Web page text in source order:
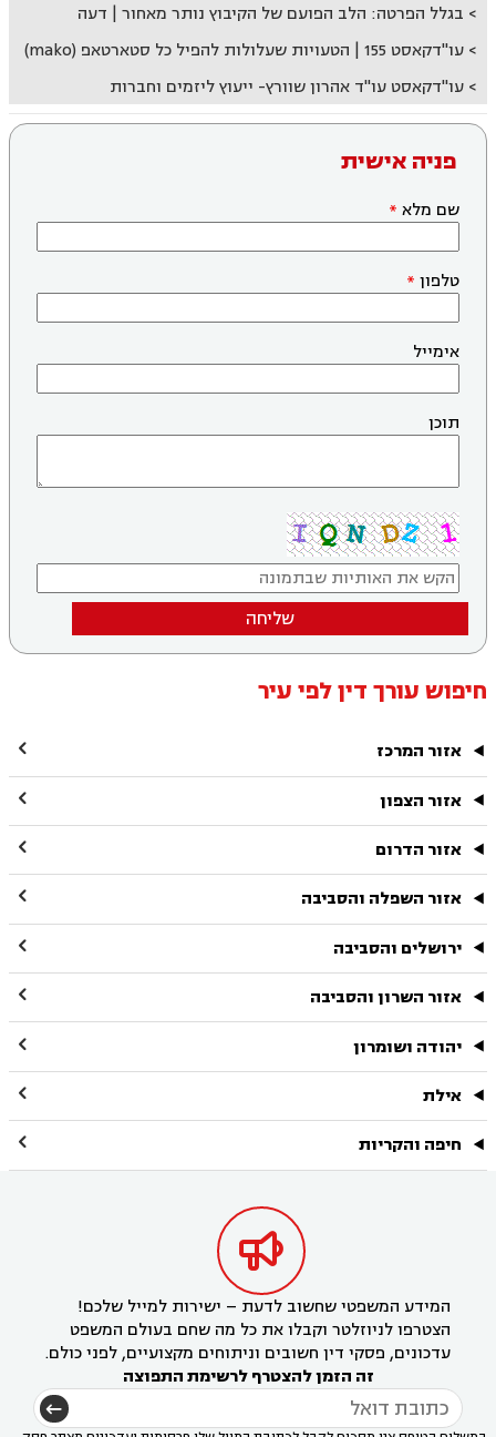
בגלל הפרטה: הלב הפועם של הקיבוץ נותר מאחור | דעה
עו"דקאסט 155 | הטעויות שעלולות להפיל כל סטארטאפ (mako)
עו"דקאסט עו"ד אהרון שוורץ- ייעוץ ליזמים וחברות
פניה אישית
שם מלא
טלפון
אימייל
תוכן
שליחה
חיפוש עורך דין לפי עיר
אזור המרכז 
אזור הצפון 
אזור הדרום 
אזור השפלה והסביבה 
ירושלים והסביבה 
אזור השרון והסביבה 
יהודה ושומרון 
אילת 
חיפה והקריות 

המידע המשפטי שחשוב לדעת – ישירות למייל שלכם!
הצטרפו לניוזלטר וקבלו את כל מה שחם בעולם המשפט
עדכונים, פסקי דין חשובים וניתוחים מקצועיים, לפני כולם.
זה הזמן להצטרף לרשימת התפוצה